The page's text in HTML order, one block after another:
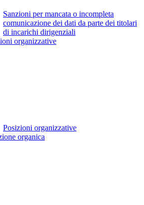
Sanzioni per mancata o incompleta
comunicazione dei dati da parte dei titolari
di incarichi dirigenziali
organizzative
Posizioni organizzative
organica